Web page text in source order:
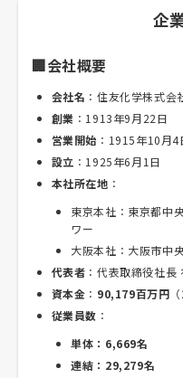
企
🏢会社概要
会社名 ：住友化学株式会
創業 ：1913年9月22日
営業開始 ：1915年10月4
設立 ：1925年6月1日
本社所在地 ：
東京本社：東京都中
ワー
大阪本社：大阪市中
代表者 ：代表取締役社
資本金 ： 90,179百万円
従業員数 ：
単体：6,669名
連結：29,279名